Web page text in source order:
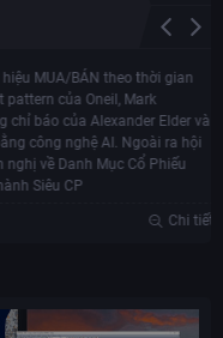
MUA/BÁN theo thời gian
của Oneil, Mark
báo của Alexander Elder và
công nghệ AI. Ngoài ra hội
về Danh Mục Cổ Phiếu
Siêu CP
Chi tiết